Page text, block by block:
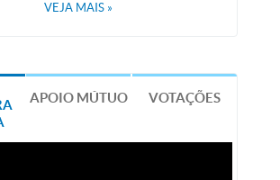
VEJA MAIS »
APOIO MÚTUO VOTAÇÕES